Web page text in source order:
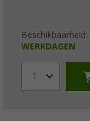
Beschikbaarheid:
WERKDAGEN
1